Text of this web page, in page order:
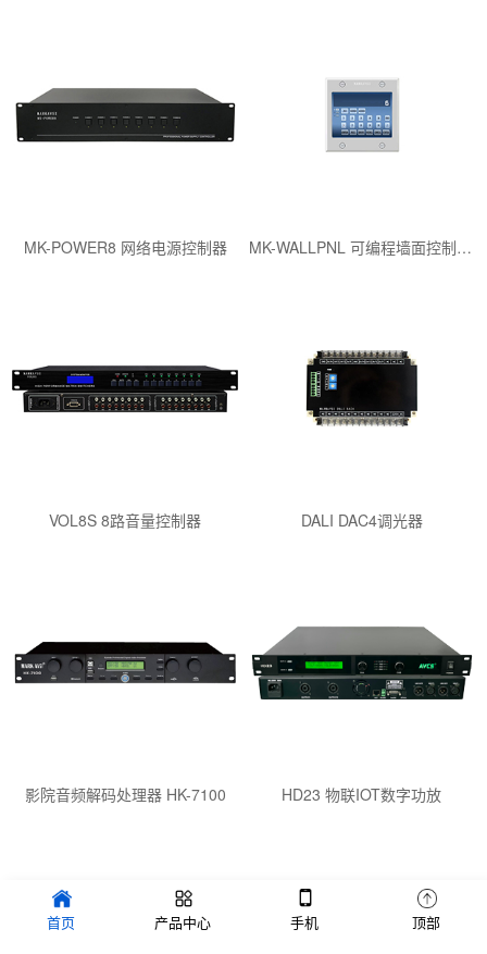
MK-POWER8 网络电源控制器 MK-WALLPNL 可编程墙面控制面板
VOL8S 8路音量控制器 DALI DAC4调光器
影院音频解码处理器 HK-7100 HD23 物联IOT数字功放
Copyright © 2020-2022 广州玛克电子有限公司 版权所有 备案号：
首页 产品中心 手机 顶部